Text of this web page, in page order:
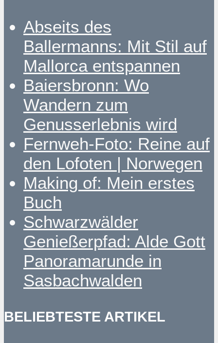
Abseits des
Ballermanns: Mit Stil auf
Mallorca entspannen
Baiersbronn: Wo
Wandern zum
Genusserlebnis wird
Fernweh-Foto: Reine auf
den Lofoten | Norwegen
Making of: Mein erstes
Buch
Schwarzwälder
Genießerpfad: Alde Gott
Panoramarunde in
Sasbachwalden
BELIEBTESTE ARTIKEL